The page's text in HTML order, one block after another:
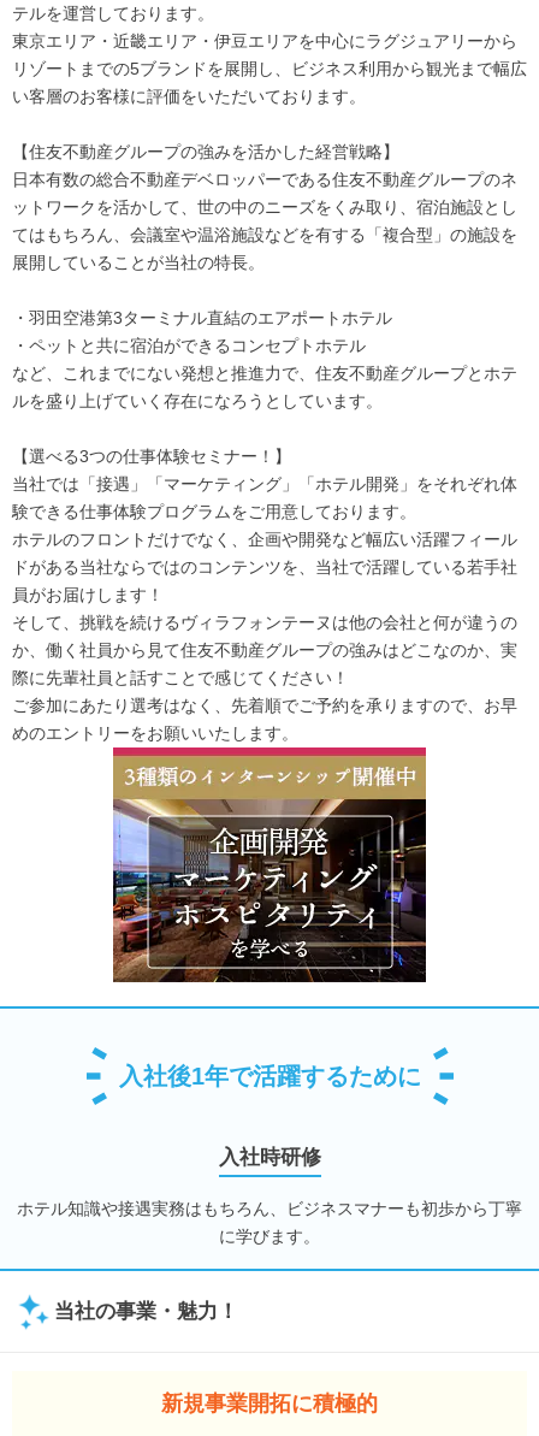
テルを運営しております。
東京エリア・近畿エリア・伊豆エリアを中心にラグジュアリーから
リゾートまでの5ブランドを展開し、ビジネス利用から観光まで幅広
い客層のお客様に評価をいただいております。
【住友不動産グループの強みを活かした経営戦略】
日本有数の総合不動産デベロッパーである住友不動産グループのネ
ットワークを活かして、世の中のニーズをくみ取り、宿泊施設とし
てはもちろん、会議室や温浴施設などを有する「複合型」の施設を
展開していることが当社の特長。
・羽田空港第3ターミナル直結のエアポートホテル
・ペットと共に宿泊ができるコンセプトホテル
など、これまでにない発想と推進力で、住友不動産グループとホテ
ルを盛り上げていく存在になろうとしています。
【選べる3つの仕事体験セミナー！】
当社では「接遇」「マーケティング」「ホテル開発」をそれぞれ体
験できる仕事体験プログラムをご用意しております。
ホテルのフロントだけでなく、企画や開発など幅広い活躍フィール
ドがある当社ならではのコンテンツを、当社で活躍している若手社
員がお届けします！
そして、挑戦を続けるヴィラフォンテーヌは他の会社と何が違うの
か、働く社員から見て住友不動産グループの強みはどこなのか、実
際に先輩社員と話すことで感じてください！
ご参加にあたり選考はなく、先着順でご予約を承りますので、お早
めのエントリーをお願いいたします。
入社後1年で活躍するために
入社時研修
ホテル知識や接遇実務はもちろん、ビジネスマナーも初歩から丁寧
に学びます。
当社の事業・魅力！
新規事業開拓に積極的